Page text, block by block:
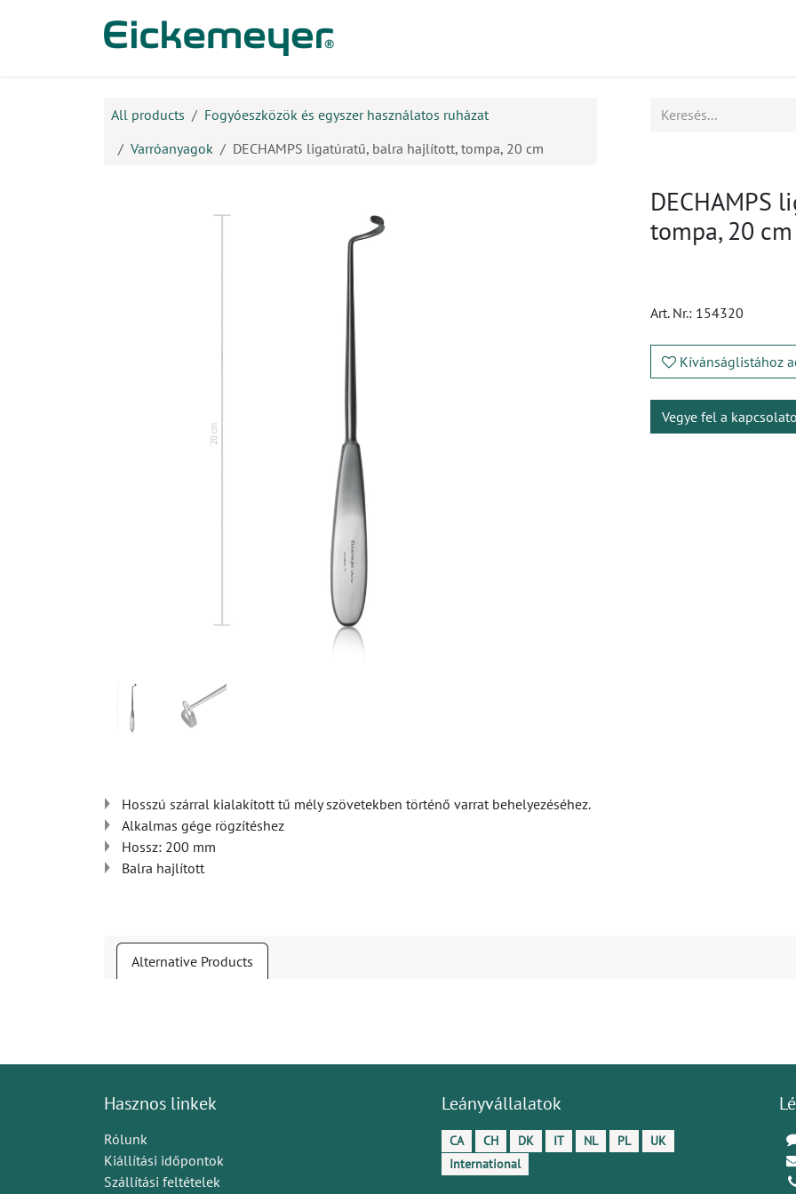
All products
Fogyóeszközök és egyszer használatos ruházat
Varróanyagok
DECHAMPS ligatúratű, balra hajlított, tompa, 20 cm
DECHAMPS
tompa, 20 cm
Art. Nr.: 154320
Kívánságlistához
Vegye fel a
Hosszú szárral kialakított tű mély szövetekben történő varrat behelyezéséhez.
Alkalmas gége rögzítéshez
Hossz: 200 mm
Balra hajlított
Alternative Products
Hasznos linkek
Rólunk
Kiállítási időpontok
Szállítási feltételek
Leányvállalatok
CA CH DK IT NL PL
UK
International